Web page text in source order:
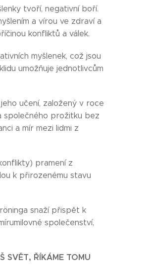
tvoří, negativní boří.
a vírou ve zdraví a
konfliktů a válek.
myšlenek, což jsou
umožňuje jednotlivcům
učení, založený v roce
společného prožitku bez
a mír mezi lidmi z
pramení z
k přirozenému stavu
snaží přispět k
společenství,
SVĚT, ŘÍKÁME TOMU